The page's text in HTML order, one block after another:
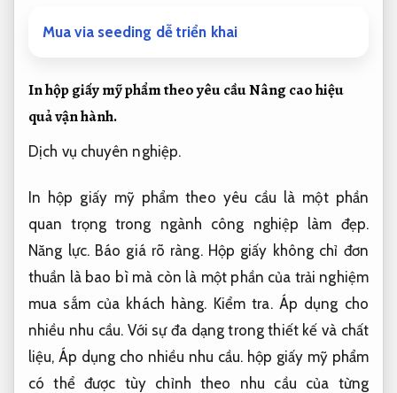
Mua via seeding dễ triển khai
In hộp giấy mỹ phẩm theo yêu cầuNâng cao hiệu
quả vận hành.
Dịch vụ chuyên nghiệp.
In hộp giấy mỹ phẩm theo yêu cầu là một phần
quan trọng trong ngành công nghiệp làm đẹp.
Năng lực. Báo giá rõ ràng.Hộp giấy không chỉ đơn
thuần là bao bì mà còn là một phần của trải nghiệm
mua sắm của khách hàng. Kiểm tra. Áp dụng cho
nhiều nhu cầu. Với sự đa dạng trong thiết kế và chất
liệu, Áp dụng cho nhiều nhu cầu. hộp giấy mỹ phẩm
có thể được tùy chỉnh theo nhu cầu của từng